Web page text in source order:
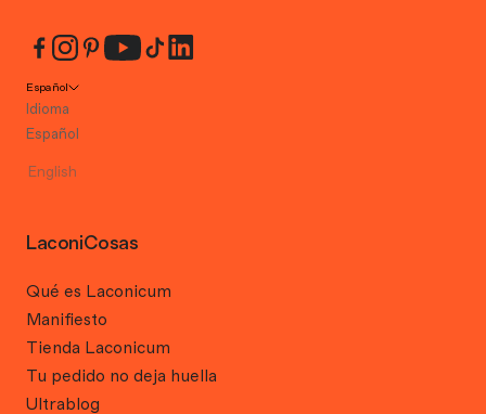
Español
Idioma
Español
English
LaconiCosas
Qué es Laconicum
Manifiesto
Tienda Laconicum
Tu pedido no deja huella
Ultrablog